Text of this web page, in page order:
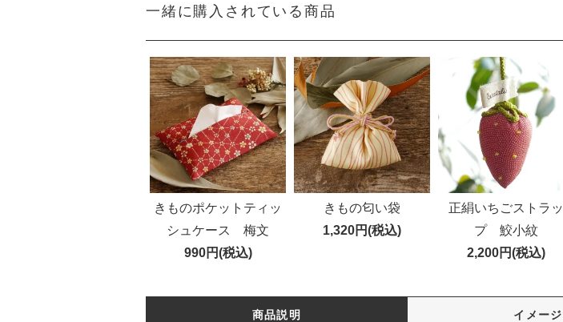
一緒に購入されている商品
きものポケットティッ
シュケース 梅文
990円(税込)
きもの匂い袋
1,320円(税込)
正絹いちごストラッ
プ 鮫小紋
2,200円(税込)
商品説明 イメージ